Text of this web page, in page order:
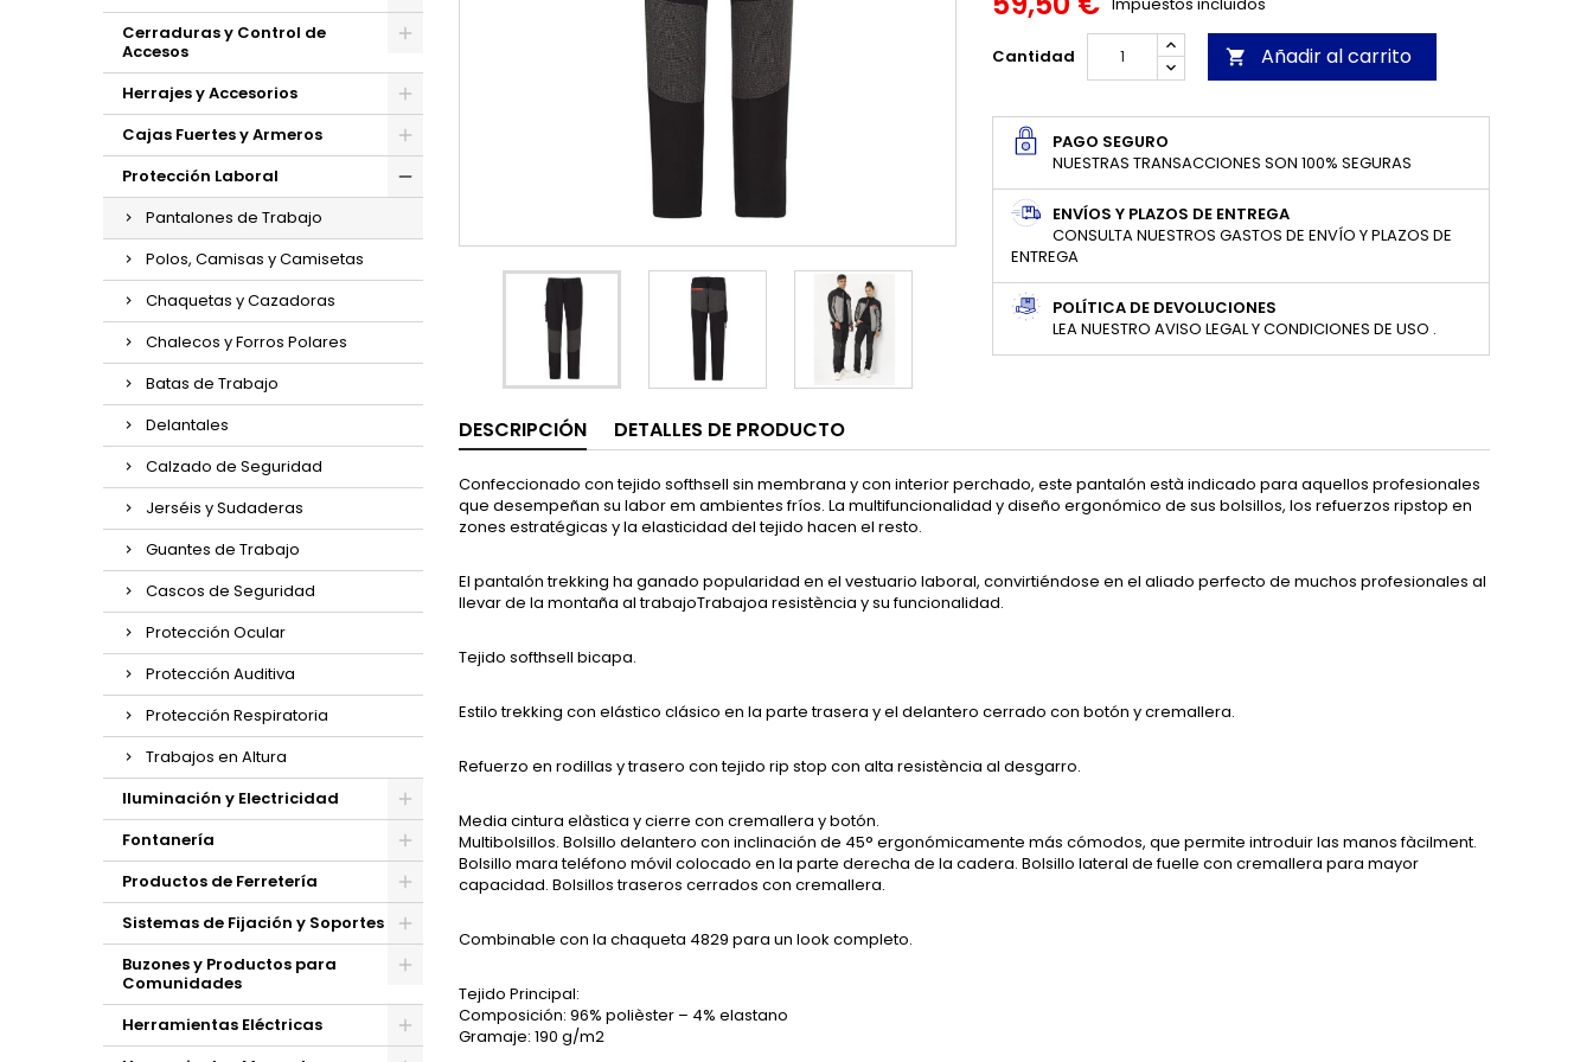
Cerraduras y Control de
Accesos
Herrajes y Accesorios
Cajas Fuertes y Armeros
Protección Laboral
Pantalones de Trabajo
Polos, Camisas y Camisetas
Chaquetas y Cazadoras
Chalecos y Forros Polares
Batas de Trabajo
Delantales
Calzado de Seguridad
Jerséis y Sudaderas
Guantes de Trabajo
Cascos de Seguridad
Protección Ocular
Protección Auditiva
Protección Respiratoria
Trabajos en Altura
Iluminación y Electricidad
Fontanería
Productos de Ferretería
Sistemas de Fijación y Soportes
Buzones y Productos para
Comunidades
Herramientas Eléctricas
Cantidad  Añadir al carrito
PAGO SEGURO
NUESTRAS TRANSACCIONES SON 100% SEGURAS
ENVÍOS Y PLAZOS DE ENTREGA
CONSULTA NUESTROS GASTOS DE ENVÍO Y PLAZOS DE
ENTREGA
POLÍTICA DE DEVOLUCIONES
LEA NUESTRO AVISO LEGAL Y CONDICIONES DE USO .
DESCRIPCIÓN DETALLES DE PRODUCTO
Confeccionado con tejido softhsell sin membrana y con interior perchado, este pantalón està indicado para aquellos profesionales
que desempeñan su labor em ambientes fríos. La multifuncionalidad y diseño ergonómico de sus bolsillos, los refuerzos ripstop en
zones estratégicas y la elasticidad del tejido hacen el resto.
El pantalón trekking ha ganado popularidad en el vestuario laboral, convirtiéndose en el aliado perfecto de muchos profesionales al
llevar de la montaña al trabajoTrabajoa resistència y su funcionalidad.
Tejido softhsell bicapa.
Estilo trekking con elástico clásico en la parte trasera y el delantero cerrado con botón y cremallera.
Refuerzo en rodillas y trasero con tejido rip stop con alta resistència al desgarro.
Media cintura elàstica y cierre con cremallera y botón.
Multibolsillos. Bolsillo delantero con inclinación de 45° ergonómicamente más cómodos, que permite introduir las manos fàcilment.
Bolsillo mara teléfono móvil colocado en la parte derecha de la cadera. Bolsillo lateral de fuelle con cremallera para mayor
capacidad. Bolsillos traseros cerrados con cremallera.
Combinable con la chaqueta 4829 para un look completo.
Tejido Principal:
Composición: 96% polièster – 4% elastano
Gramaje: 190 g/m2